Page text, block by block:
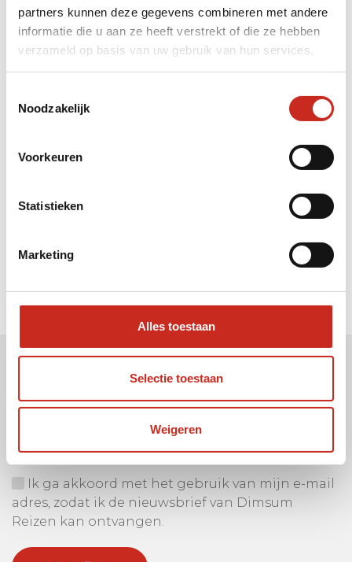
partners kunnen deze gegevens combineren met andere
informatie die u aan ze heeft verstrekt of die ze hebben
verzameld op basis van uw gebruik van hun services.
Noodzakelijk
Voorkeuren
Statistieken
Marketing
Alles toestaan
Selectie toestaan
Weigeren
Liever meteen contact met
Vera ?
Mail: info@dim-sum.nl
Uw e-mail adres:
Ik ga akkoord met het gebruik van mijn e-mail
adres, zodat ik de nieuwsbrief van Dimsum
Reizen kan ontvangen.